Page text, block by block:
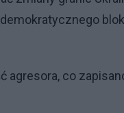
agresora, co